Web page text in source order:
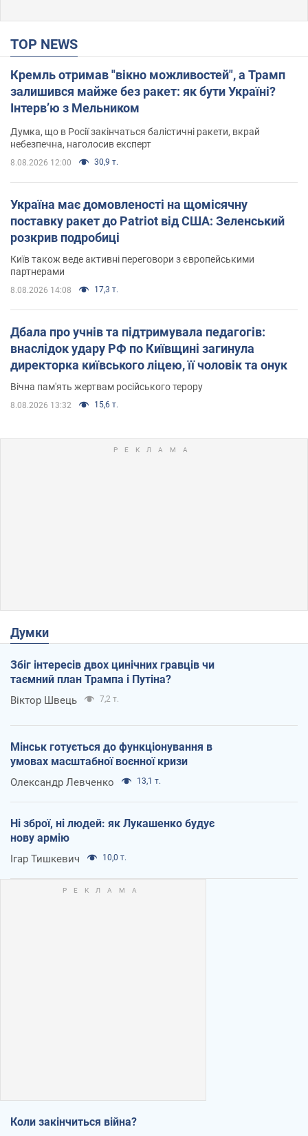
TOP NEWS
Кремль отримав "вікно можливостей", а Трамп
залишився майже без ракет: як бути Україні?
Інтерв’ю з Мельником
Думка, що в Росії закінчаться балістичні ракети, вкрай
небезпечна, наголосив експерт
8.08.2026 12:00 30,9 т.
Україна має домовленості на щомісячну
поставку ракет до Patriot від США: Зеленський
розкрив подробиці
Київ також веде активні переговори з європейськими
партнерами
8.08.2026 14:08 17,3 т.
Дбала про учнів та підтримувала педагогів:
внаслідок удару РФ по Київщині загинула
директорка київського ліцею, її чоловік та онук
Вічна пам'ять жертвам російського терору
8.08.2026 13:32 15,6 т.
Думки
Збіг інтересів двох цинічних гравців чи
таємний план Трампа і Путіна?
Віктор Швець 7,2 т.
Мінськ готується до функціонування в
умовах масштабної воєнної кризи
Олександр Левченко 13,1 т.
Ні зброї, ні людей: як Лукашенко будує
нову армію
Ігар Тишкевич 10,0 т.
Коли закінчиться війна?